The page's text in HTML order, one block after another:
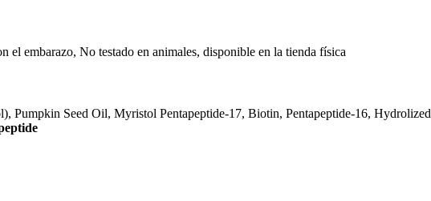
el embarazo, No testado en animales, disponible en la tienda física
Pumpkin Seed Oil, Myristol Pentapeptide-17, Biotin, Pentapeptide-16,